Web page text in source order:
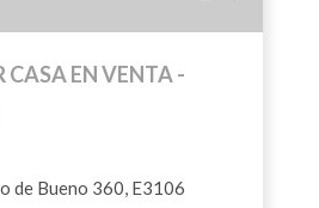
CASA EN VENTA -
de Bueno 360, E3106